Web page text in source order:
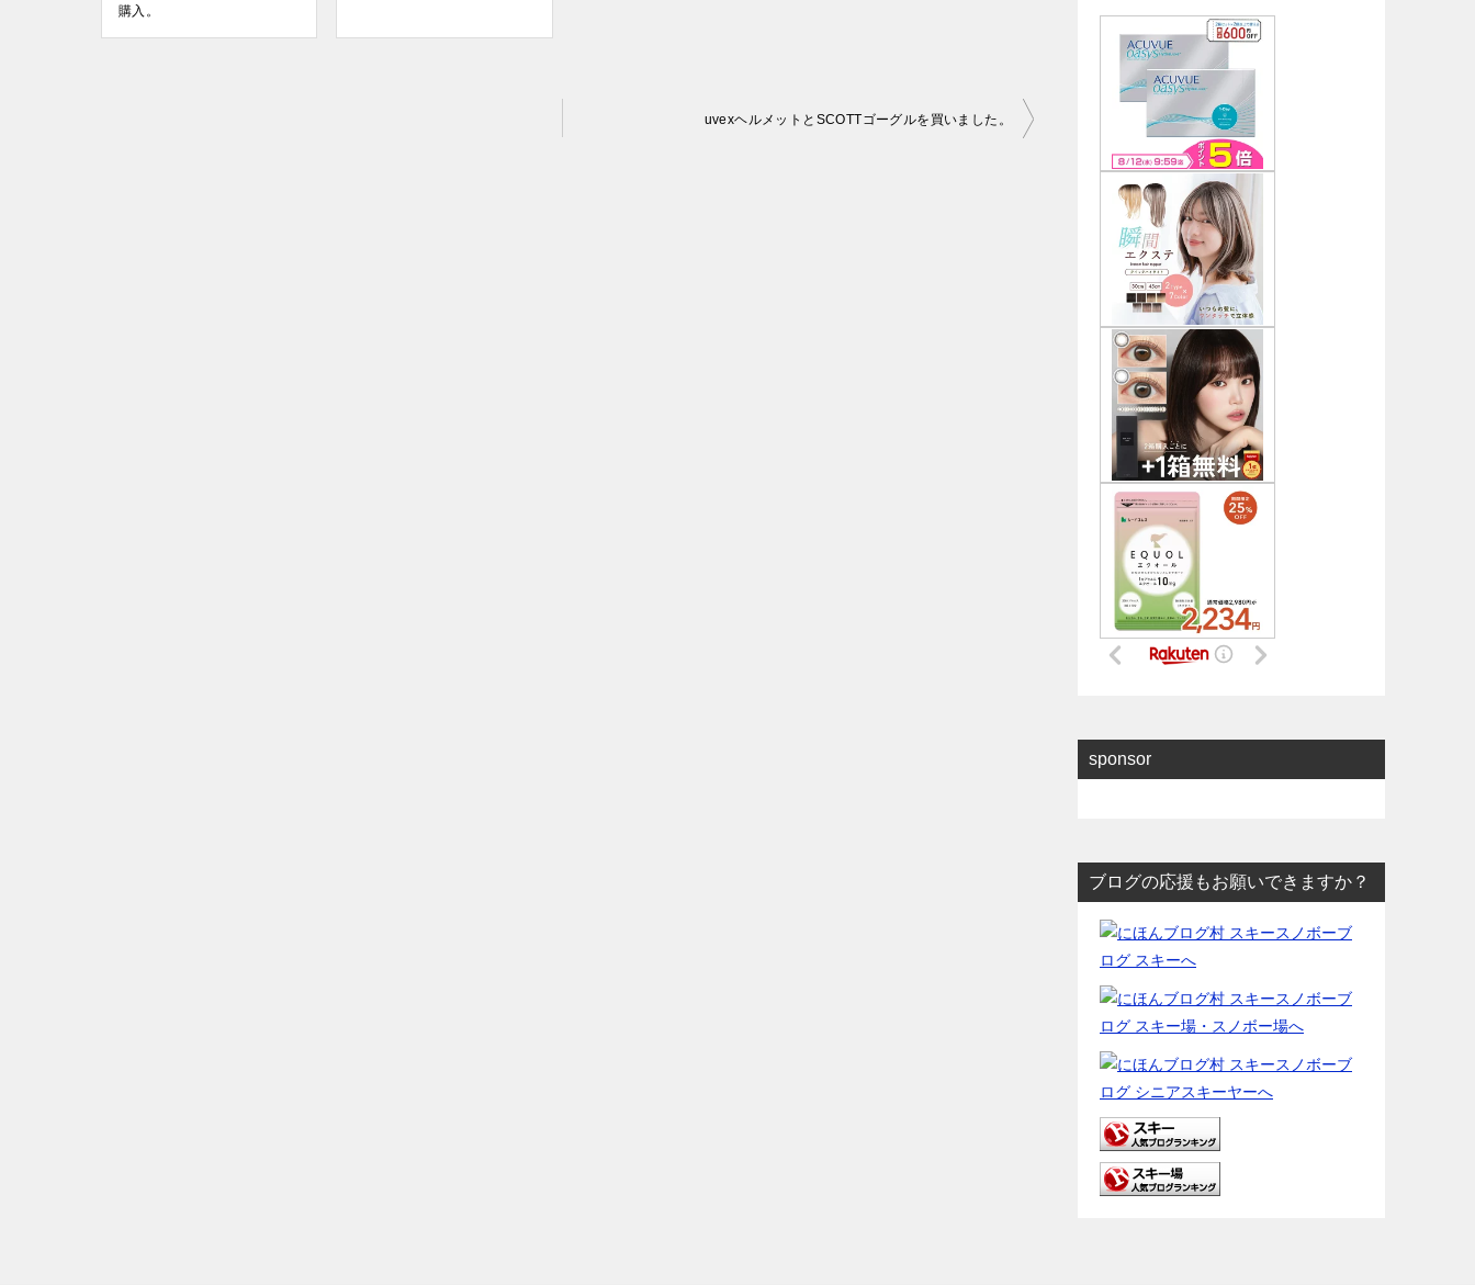
購入。
uvexヘルメットとSCOTTゴーグルを買いました。
sponsor
ブログの応援もお願いできますか？